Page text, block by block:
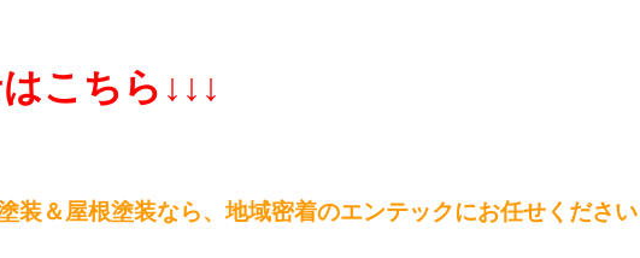
こちら↓↓↓
装＆屋根塗装なら、地域密着のエンテックにお任せくださ